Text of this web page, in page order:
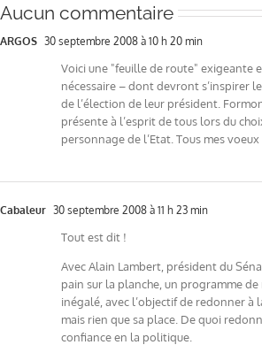
Aucun commentaire
ARGOS 30 septembre 2008 à 10 h 20 min
Voici une "feuille de route" exigeante
nécessaire – dont devront s’inspirer
de l’élection de leur président.
présente à l’esprit de tous lors du
personnage de l’Etat. Tous mes voeux
Cabaleur 30 septembre 2008 à 11 h 23 min
Tout est dit !
Avec Alain Lambert, président du
pain sur la planche, un programme
inégalé, avec l’objectif de redonner à
mais rien que sa place. De quoi
confiance en la politique.